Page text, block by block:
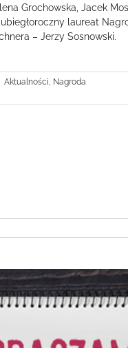
Grochowska, Jacek
laureat
– Jerzy Sosnowski.
Aktualności, Nagroda